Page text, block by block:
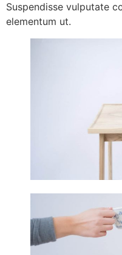
Suspendisse vulputate
elementum ut.